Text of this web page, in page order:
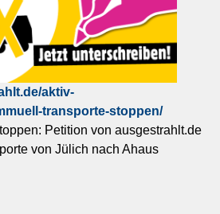
aktiv-
transporte-stoppen/
Petition von ausgestrahlt.de
von Jülich nach Ahaus